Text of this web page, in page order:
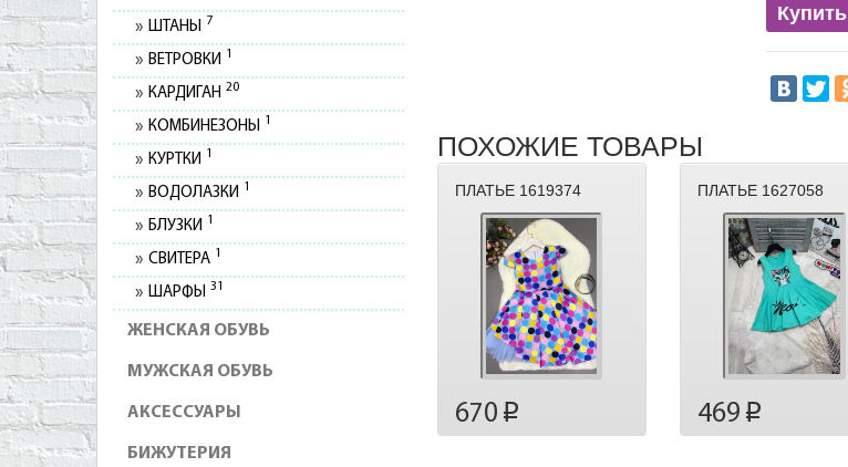
ШТАНЫ 7
ВЕТРОВКИ 1
КАРДИГАН 20
КОМБИНЕЗОНЫ 1
КУРТКИ 1
ВОДОЛАЗКИ 1
БЛУЗКИ 1
СВИТЕРА 1
ШАРФЫ 31
ЖЕНСКАЯ ОБУВЬ
МУЖСКАЯ ОБУВЬ
АКСЕССУАРЫ
БИЖУТЕРИЯ
Купить
ПОХОЖИЕ ТОВАРЫ
ПЛАТЬЕ 1619374
670 p
ПЛАТЬЕ 1627058
469 p